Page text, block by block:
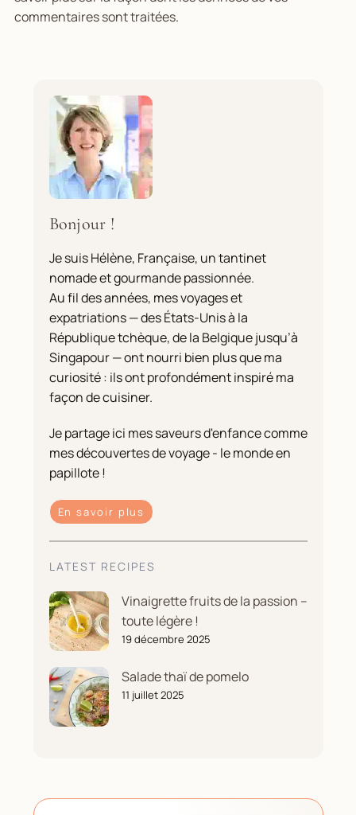
commentaires sont traitées.
Bonjour !
Je suis Hélène, Française, un tantinet
nomade et gourmande passionnée.
Au fil des années, mes voyages et
expatriations — des États-Unis à la
République tchèque, de la Belgique jusqu’à
Singapour — ont nourri bien plus que ma
curiosité : ils ont profondément inspiré ma
façon de cuisiner.
Je partage ici mes saveurs d'enfance comme
mes découvertes de voyage - le monde en
papillote !
En savoir plus
LATEST RECIPES
Vinaigrette fruits de la passion –
toute légère !
19 décembre 2025
Salade thaï de pomelo
11 juillet 2025